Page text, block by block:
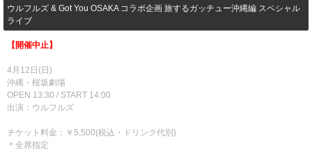
​ウルフルズ & Got You OSAKA コラボ企画 旅するガッチュー沖縄編 スペシャル
ライブ
【開催中止】
4月12日(日)
沖縄・桜坂劇場
OPEN 13:30 / START 14:00
出演：ウルフルズ
チケット料金：￥5,500(税込・ドリンク代別)
＊全席指定